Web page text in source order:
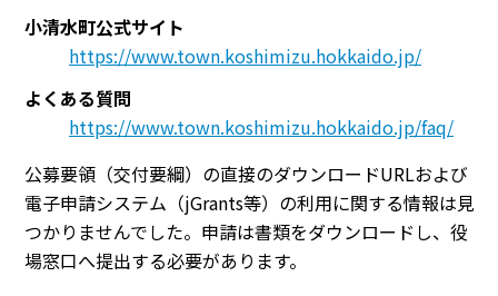
小清水町公式サイト
https://www.town.koshimizu.hokkaido.jp/
よくある質問
https://www.town.koshimizu.hokkaido.jp/faq/
公募要領（交付要綱）の直接のダウンロードURLおよび
電子申請システム（jGrants等）の利用に関する情報は見
つかりませんでした。申請は書類をダウンロードし、役
場窓口へ提出する必要があります。